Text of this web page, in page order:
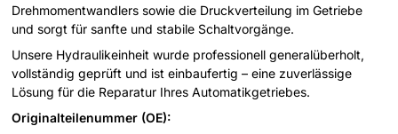
Drehmomentwandlers sowie die Druckverteilung im Getriebe
und sorgt für sanfte und stabile Schaltvorgänge.
Unsere Hydraulikeinheit wurde professionell generalüberholt,
vollständig geprüft und ist einbaufertig – eine zuverlässige
Lösung für die Reparatur Ihres Automatikgetriebes.
Originalteilenummer (OE):